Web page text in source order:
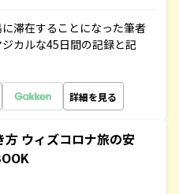
滞在することになった筆者
カルな45日間の記録と記
詳細を見る
方 ウィズコロナ旅の安